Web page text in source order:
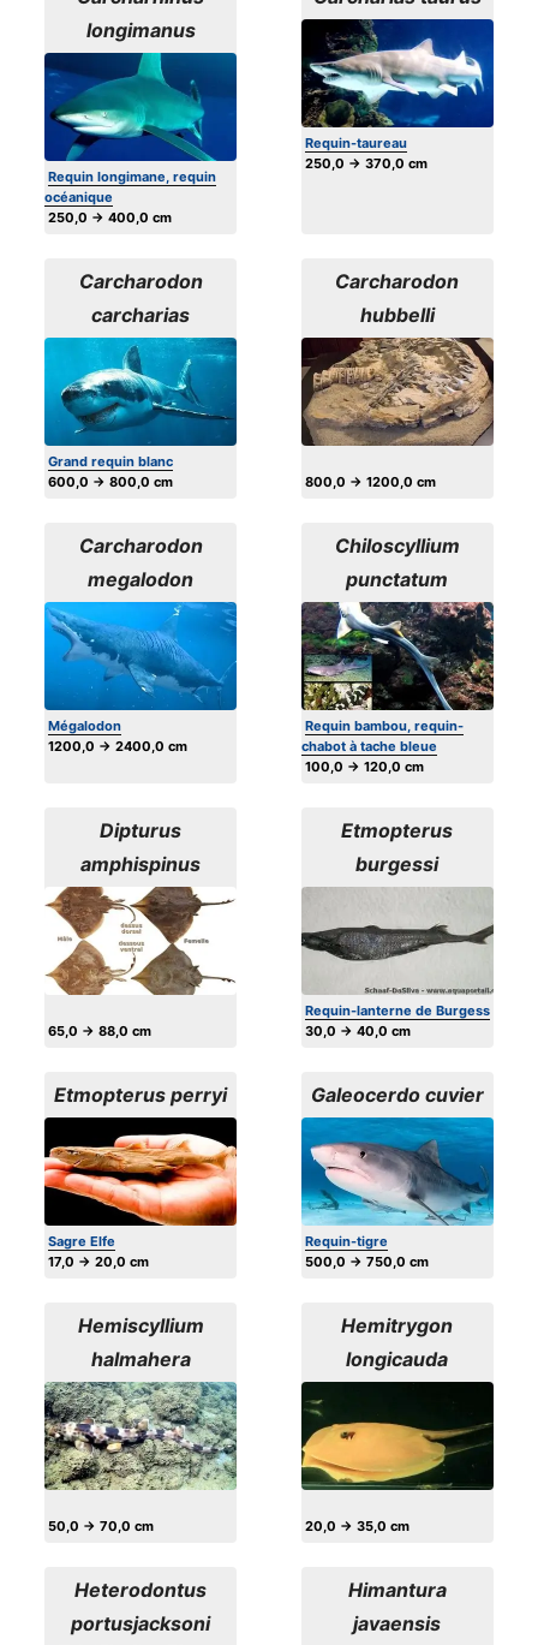
longimanus
Requin longimane, requin
océanique
250,0 → 400,0 cm
Requin-taureau
250,0 → 370,0 cm
Carcharodon
carcharias
Grand requin blanc
600,0 → 800,0 cm
Carcharodon
hubbelli
800,0 → 1200,0 cm
Carcharodon
megalodon
Mégalodon
1200,0 → 2400,0 cm
Chiloscyllium
punctatum
Requin bambou, requin-
chabot à tache bleue
100,0 → 120,0 cm
Dipturus
amphispinus
65,0 → 88,0 cm
Etmopterus
burgessi
Requin-lanterne de Burgess
30,0 → 40,0 cm
Etmopterus perryi
Sagre Elfe
17,0 → 20,0 cm
Galeocerdo cuvier
Requin-tigre
500,0 → 750,0 cm
Hemiscyllium
halmahera
50,0 → 70,0 cm
Hemitrygon
longicauda
20,0 → 35,0 cm
Heterodontus
portusjacksoni
Himantura
javaensis